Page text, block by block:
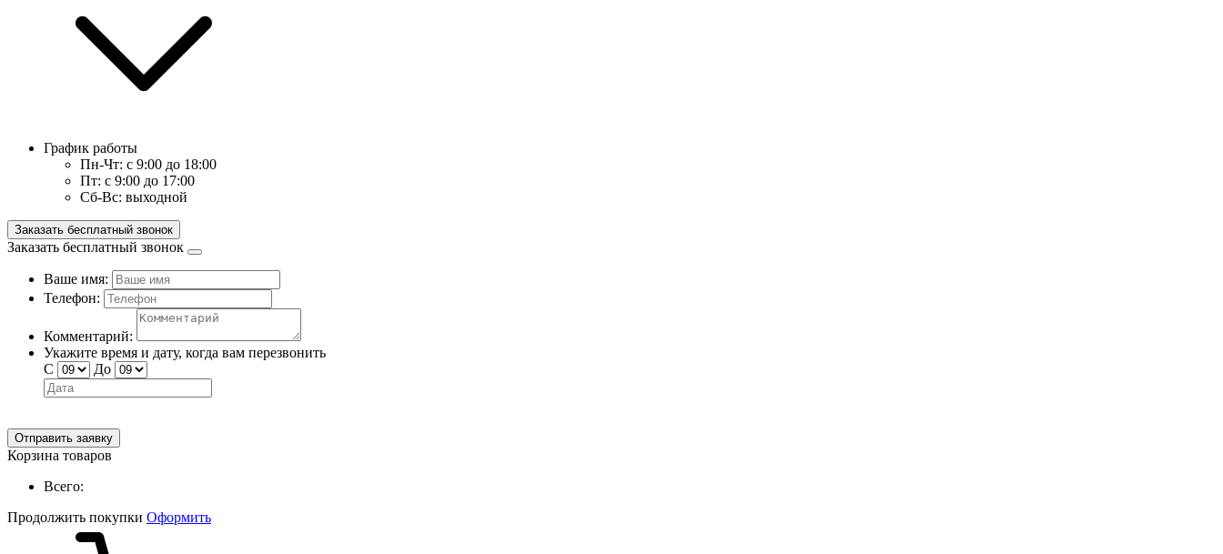
График работы
Пн-Чт: с 9:00 до 18:00
Пт: с 9:00 до 17:00
Сб-Вс: выходной
Заказать бесплатный звонок
Заказать бесплатный звонок
Ваше имя:
Телефон:
Комментарий:
Укажите время и дату, когда вам перезвонить
С
До
Отправить заявку
Корзина товаров
Всего:
Продолжить покупки Оформить